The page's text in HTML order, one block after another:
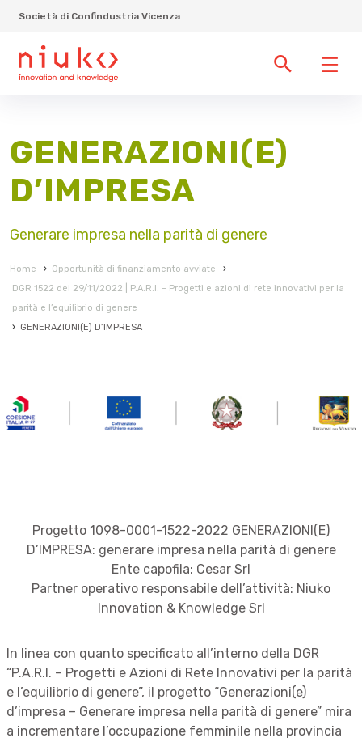
Società di Confindustria Vicenza
GENERAZIONI(E)
D’IMPRESA
Generare impresa nella parità di genere
Home › Opportunità di finanziamento avviate
›
DGR 1522 del 29/11/2022 | P.A.R.I. – Progetti e azioni di rete innovativi per la
parità e l’equilibrio di genere
› GENERAZIONI(E) D’IMPRESA
Progetto 1098-0001-1522-2022 GENERAZIONI(E)
D’IMPRESA: generare impresa nella parità di genere
Ente capofila: Cesar Srl
Partner operativo responsabile dell’attività: Niuko
Innovation & Knowledge Srl
In linea con quanto specificato all’interno della DGR
“P.A.R.I. – Progetti e Azioni di Rete Innovativi per la parità
e l’equilibrio di genere”, il progetto “Generazioni(e)
d’impresa – Generare impresa nella parità di genere” mira
a incrementare l’occupazione femminile nella provincia